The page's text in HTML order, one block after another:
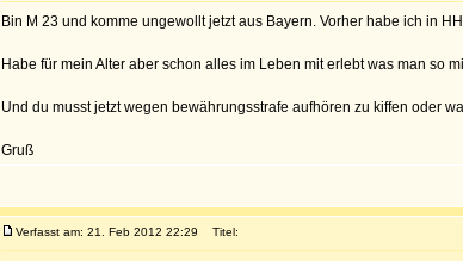
Bin M 23 und komme ungewollt jetzt aus Bayern. Vorher habe ich in
Habe für mein Alter aber schon alles im Leben mit erlebt was man so
Und du musst jetzt wegen bewährungsstrafe aufhören zu kiffen oder
Gruß
Verfasst am: 21. Feb 2012 22:29 Titel: